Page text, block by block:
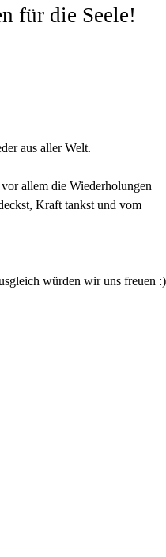
für die Seele!
aus aller Welt.
allem die Wiederholungen
Kraft tankst und vom
würden wir uns freuen :)